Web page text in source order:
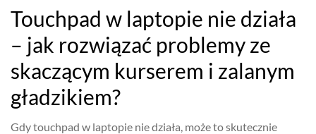
Touchpad w laptopie nie działa
– jak rozwiązać problemy ze
skaczącym kurserem i zalanym
gładzikiem?
Gdy touchpad w laptopie nie działa, może to skutecznie